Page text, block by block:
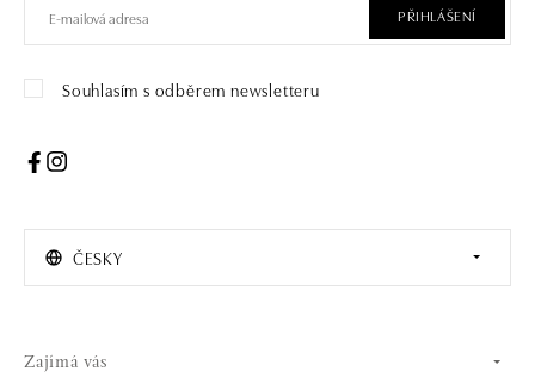
PŘIHLÁŠENÍ
Souhlasím s odběrem newsletteru
ČESKY
Zajímá vás